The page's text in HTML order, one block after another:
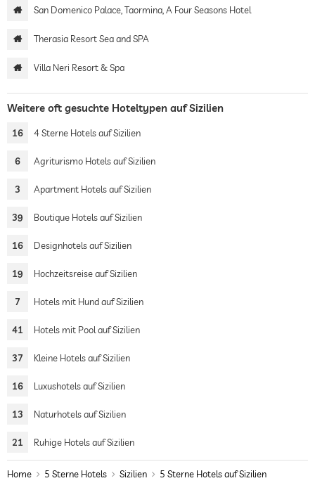
San Domenico Palace, Taormina, A Four Seasons Hotel
Therasia Resort Sea and SPA
Villa Neri Resort & Spa
Weitere oft gesuchte Hoteltypen auf Sizilien
16 4 Sterne Hotels auf Sizilien
6 Agriturismo Hotels auf Sizilien
3 Apartment Hotels auf Sizilien
39 Boutique Hotels auf Sizilien
16 Designhotels auf Sizilien
19 Hochzeitsreise auf Sizilien
7 Hotels mit Hund auf Sizilien
41 Hotels mit Pool auf Sizilien
37 Kleine Hotels auf Sizilien
16 Luxushotels auf Sizilien
13 Naturhotels auf Sizilien
21 Ruhige Hotels auf Sizilien
Home 5 Sterne Hotels Sizilien 5 Sterne Hotels auf Sizilien